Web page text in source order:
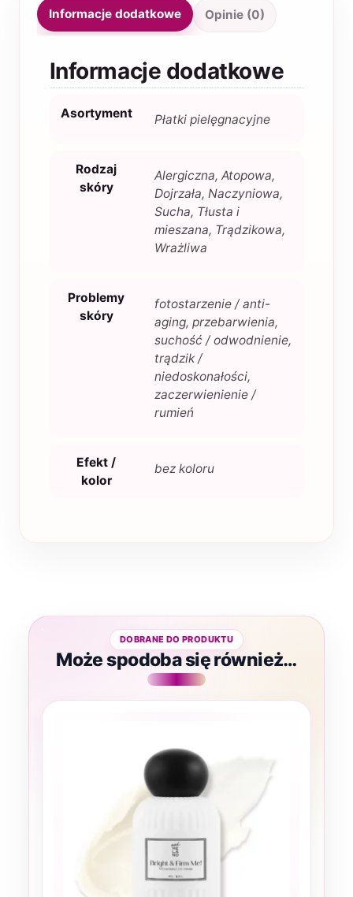
Informacje dodatkowe Opinie (0)
Informacje dodatkowe
Asortyment Płatki pielęgnacyjne
Rodzaj
skóry
Alergiczna, Atopowa,
Dojrzała, Naczyniowa,
Sucha, Tłusta i
mieszana, Trądzikowa,
Wrażliwa
Problemy
skóry
fotostarzenie / anti-
aging, przebarwienia,
suchość / odwodnienie,
trądzik /
niedoskonałości,
zaczerwienienie /
rumień
Efekt /
kolor
bez koloru
Może spodoba się również…